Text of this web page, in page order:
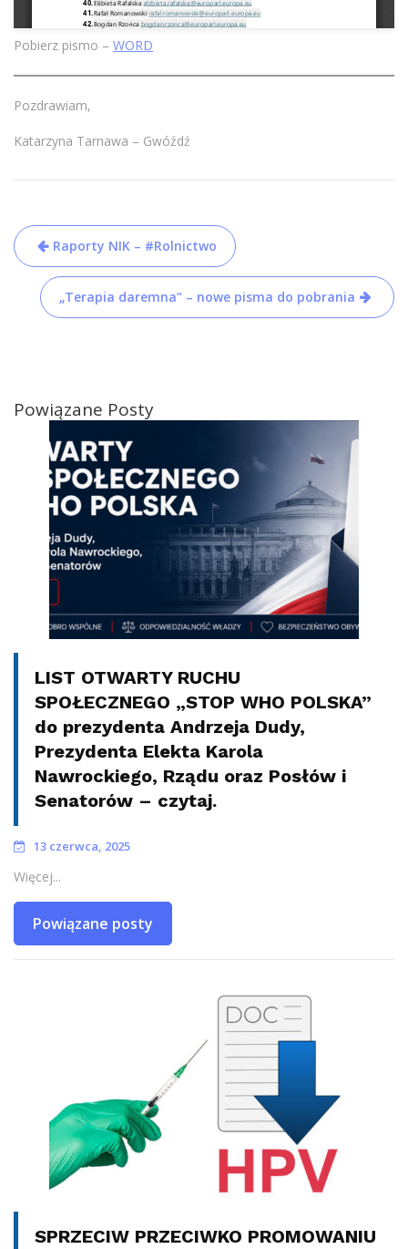
Pobierz pismo – WORD
Pozdrawiam,
Katarzyna Tarnawa – Gwóźdź
Nawigacja
wpisu
Raporty NIK – #Rolnictwo
„Terapia daremna” – nowe pisma do pobrania
Powiązane Posty
LIST OTWARTY RUCHU
SPOŁECZNEGO „STOP WHO POLSKA”
do prezydenta Andrzeja Dudy,
Prezydenta Elekta Karola
Nawrockiego, Rządu oraz Posłów i
Senatorów – czytaj.
13 czerwca, 2025
Więcej...
Powiązane posty
SPRZECIW PRZECIWKO PROMOWANIU